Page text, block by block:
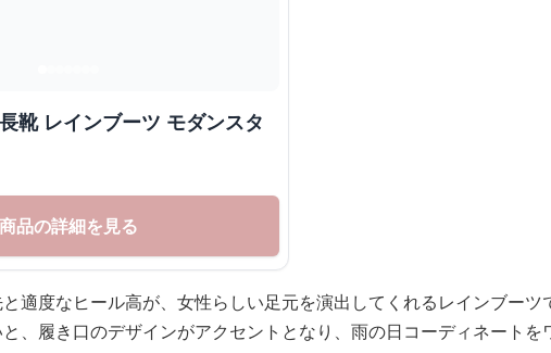
靴 レインブーツ モダンスタ
商品の詳細を見る
適度なヒール高が、女性らしい足元を演出してくれるレインブーツ
、履き口のデザインがアクセントとなり、雨の日コーディネートを